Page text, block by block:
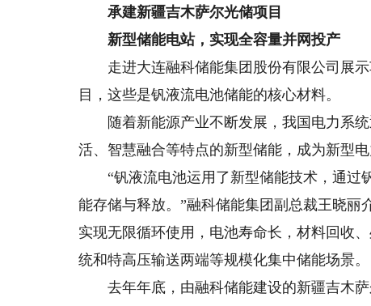
承建新疆吉木萨尔光储项目
新型储能电站，实现全容量并网投产
走进大连融科储能集团股份有限公司展示
目，这些是钒液流电池储能的核心材料。
随着新能源产业不断发展，我国电力系统
活、智慧融合等特点的新型储能，成为新型
“钒液流电池运用了新型储能技术，通过
能存储与释放。”融科储能集团副总裁王晓
实现无限循环使用，电池寿命长，材料回收
统和特高压输送两端等规模化集中储能场景。
去年年底，由融科储能建设的新疆吉木萨